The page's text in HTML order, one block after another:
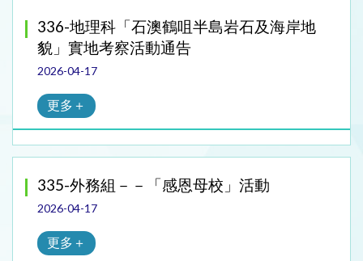
336-地理科「石澳鶴咀半島岩石及海岸地
貌」實地考察活動通告
2026-04-17
更多＋
335-外務組－－「感恩母校」活動
2026-04-17
更多＋